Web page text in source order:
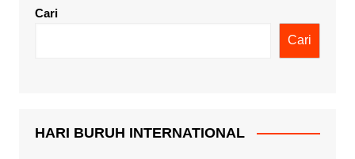
Cari
Cari
HARI BURUH INTERNATIONAL